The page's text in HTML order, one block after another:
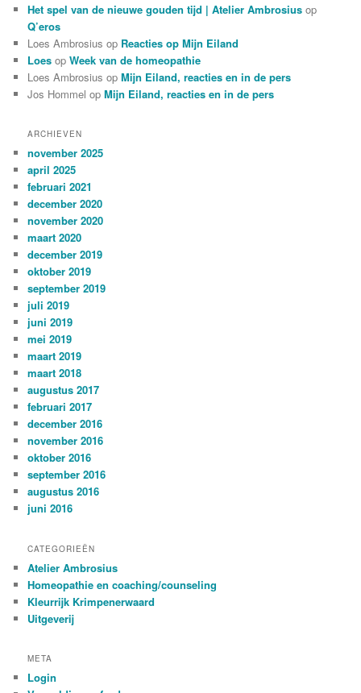
Het spel van de nieuwe gouden tijd | Atelier Ambrosius op
Q’eros
Loes Ambrosius op Reacties op Mijn Eiland
Loes opWeek van de homeopathie
Loes Ambrosius opMijn Eiland, reacties en in de pers
Jos Hommel opMijn Eiland, reacties en in de pers
ARCHIEVEN
november 2025
april 2025
februari 2021
december 2020
november 2020
maart 2020
december 2019
oktober 2019
september 2019
juli 2019
juni 2019
mei 2019
maart 2019
maart 2018
augustus 2017
februari 2017
december 2016
november 2016
oktober 2016
september 2016
augustus 2016
juni 2016
CATEGORIEËN
Atelier Ambrosius
Homeopathie en coaching/counseling
Kleurrijk Krimpenerwaard
Uitgeverij
META
Login